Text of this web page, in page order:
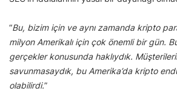
“Bu, bizim için ve aynı zamanda kripto
milyon Amerikalı için çok önemli bir gün.
gerçekler konusunda haklıydık.
savunmasaydık, bu Amerika’da kripto
olabilirdi.”